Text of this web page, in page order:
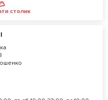
столик